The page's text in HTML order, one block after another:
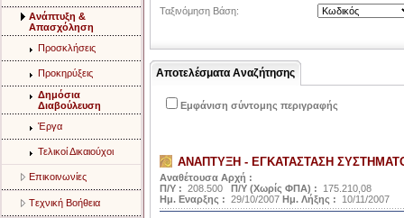
Aνάπτυξη &
Aπασχόληση
Προσκλήσεις
Προκηρύξεις
Δημόσια
Διαβούλευση
Έργα
Τελικοί Δικαιούχοι
Eπικοινωνίες
Tεχνική Bοήθεια
Ταξινόμηση Βάση:
Αποτελέσματα Αναζήτησης
Εμφάνιση σύντομης περιγραφής
ΑΝΑΠΤΥΞΗ - ΕΓΚΑΤΑΣΤΑΣΗ
Αναθέτουσα Αρχή :
Π/Υ : 208.500 Π/Υ (Χωρίς ΦΠΑ) :
175.210,08
Ημ. Εναρξης : 29/10/2007 Ημ. Λήξης : 10/11/2007